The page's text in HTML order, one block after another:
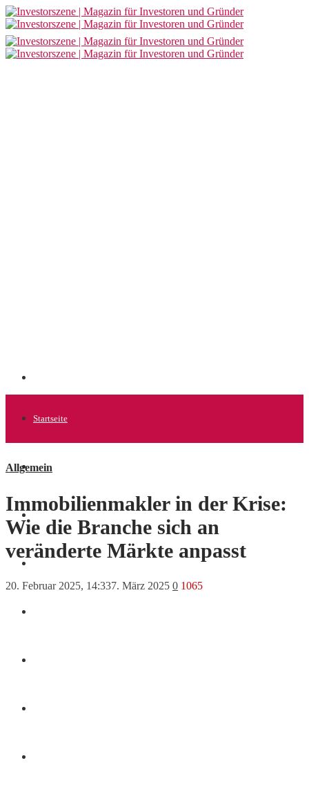
Startseite
Allgemein
Allgemein
Immobilienmakler in der Krise:
Wie die Branche sich an
veränderte Märkte anpasst
20. Februar 2025, 14:337. März 2025 0 1065